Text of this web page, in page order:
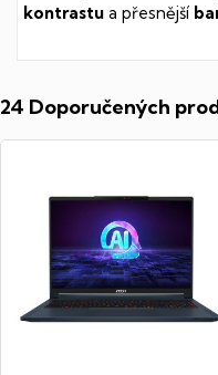
kontrastu a přesnější
24 Doporučených